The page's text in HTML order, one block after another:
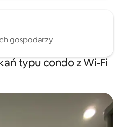
gospodarzy
typu condo z Wi-Fi